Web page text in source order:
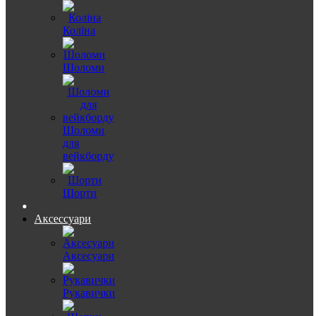
Коліна
Шоломи
Шоломи
для
вейкборду
Шорти
Аксессуари
Аксесуари
Рукавички